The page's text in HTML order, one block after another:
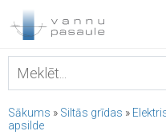
Sākums » Siltās grīdas »
apsilde